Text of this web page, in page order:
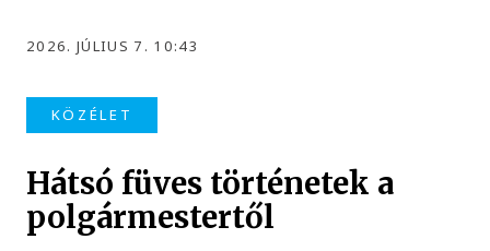
2026. JÚLIUS 7. 10:43
KÖZÉLET
Hátsó füves történetek a
polgármestertől